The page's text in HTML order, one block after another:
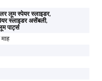
लूम स्पेयर स्लाइडर,
स्लाइडर असेंबली,
पार्ट्स